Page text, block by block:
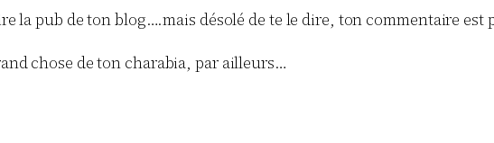
la pub de ton blog….mais désolé de te le dire, ton commentaire est
chose de ton charabia, par ailleurs…